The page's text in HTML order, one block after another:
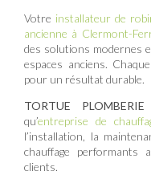
Votre installateur de
ancienne à Clermont-
des solutions modernes
espaces anciens.
pour un résultat durable.
TORTUE PLOMBERIE
qu’entreprise de
l’installation, la
chauffage performants
clients.